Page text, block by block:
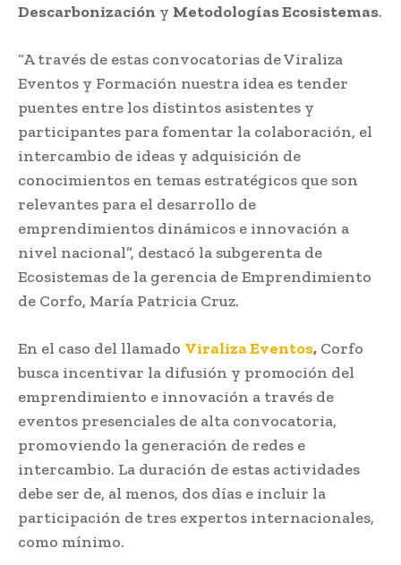
Descarbonización y Metodologías Ecosistemas.
“A través de estas convocatorias de Viraliza
Eventos y Formación nuestra idea es tender
puentes entre los distintos asistentes y
participantes para fomentar la colaboración, el
intercambio de ideas y adquisición de
conocimientos en temas estratégicos que son
relevantes para el desarrollo de
emprendimientos dinámicos e innovación a
nivel nacional”, destacó la subgerenta de
Ecosistemas de la gerencia de Emprendimiento
de Corfo, María Patricia Cruz.
En el caso del llamado Viraliza Eventos, Corfo
busca incentivar la difusión y promoción del
emprendimiento e innovación a través de
eventos presenciales de alta convocatoria,
promoviendo la generación de redes e
intercambio. La duración de estas actividades
debe ser de, al menos, dos días e incluir la
participación de tres expertos internacionales,
como mínimo.